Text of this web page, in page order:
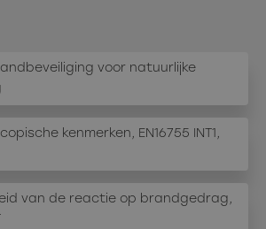
voor natuurlijke
kenmerken, EN16755 INT1,
van de reactie op brandgedrag,